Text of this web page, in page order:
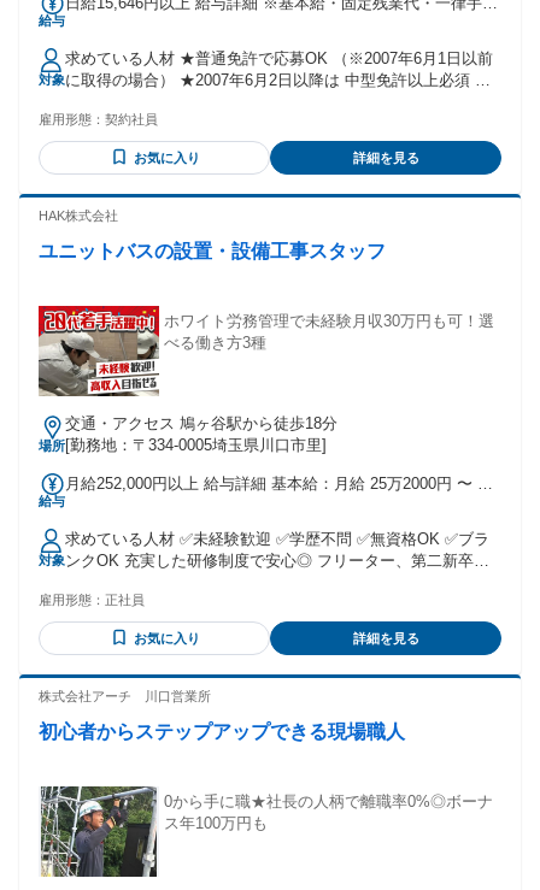
給与
り3726円（固定残業時間：1日あたり2時間） 固定残業時間を
超えた勤務時間については別途残業代を支給する 【一律手
当】 全員に一律で支払われる通勤・皆勤・家族手当金額：な
し 全員に一律で支払われるその他手当金額：あり 1日あたり
の他手当の内訳 技能手当:300円 精勤手当:800円
対象
求めている人材 ★普通免許で応募OK （※2007年6月1日以前
に取得の場合） ★2007年6月2日以降は 中型免許以上必須 ＜
浅い方 ✅ドライバー未経験の方 ＜こんな方が活躍中！＞ 「前
職はコンビニ勤務で全くの未経験」 「運送業に興味があっ
て」 「車に乗るのが好き」 「自分にもやれそうだったから」
全く違う仕事から転職してきた方も 多数活躍中です！
雇用形態： 契約社員
お気に入り 詳細を見る
HAK株式会社
ユニットバスの設置・設備工事スタッフ
ホワイト労務管理で未経験月収30万円も可！選
べる働き方3種
場所
交通・アクセス 鳩ヶ谷駅から徒歩18分
[勤務地：〒334-0005埼玉県川口市里]
給与
月給252,000円以上 給与詳細 基本給：月給 25万2000円 〜 固
皆勤・家族手当金額：なし 全員に一律で支払われるその他手
当金額：なし ■昇給年1回 ■賞与年1回 【各種手当あり】 ■出
張手当 ■皆勤手当／月3万円 ■休日手当 ■残業手当
……………………………… 《ファーストコースの場合》 月給
30万円超可！ ※月曜～金曜で終日実働40hを超えた場合、 土
曜勤務を残業扱いにし割り増し賃金にて給与計算 《セカンド
コースの場合》 月給25万円～35万円 ★完全週休2日制で私生
活充実！ 《サードコースの場合》 月給20万円～30万円 ★週
休3日制での柔軟な働き方が叶う◎ ………………………………
※残業・休日出勤時間分は手当支給により正当に還元いたし
対象
求めている人材 ✅未経験歓迎 ✅学歴不問 ✅無資格OK ✅ブラ
ンクOK 充実した研修制度で安心◎ フリーター、第二新卒の
との同行研修など研修制度は充実！ 未経験・無資格の方でも
安心してスタートできます。
雇用形態： 正社員
お気に入り 詳細を見る
株式会社アーチ 川口営業所
初心者からステップアップできる現場職人
0から手に職★社長の人柄で離職率0%◎ボーナ
ス年100万円も